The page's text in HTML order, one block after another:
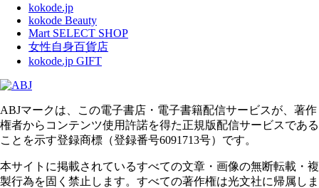
kokode.jp
kokode Beauty
Mart SELECT SHOP
女性自身百貨店
kokode.jp GIFT
ABJマークは、この電子書店・電子書籍配信サービスが、著作
権者からコンテンツ使用許諾を得た正規版配信サービスである
ことを示す登録商標（登録番号6091713号）です。
本サイトに掲載されているすべての文章・画像の無断転載・複
製行為を固く禁止します。すべての著作権は光文社に帰属しま